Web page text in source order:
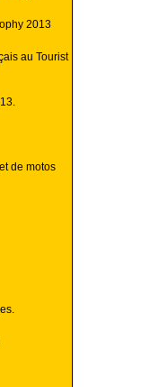
2013
au Tourist
de motos